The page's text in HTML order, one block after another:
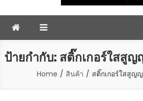
ป้ายกำกับ: สติ๊กเกอร์ใสสูญ
Home สินค้า สติ๊กเกอร์ใสสูญ